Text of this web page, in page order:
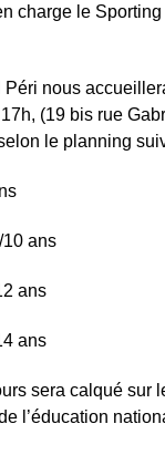
charge le
Péri nous
(19 bis rue
le planning
ans
ans
ans
sera calqué sur
l’éducation